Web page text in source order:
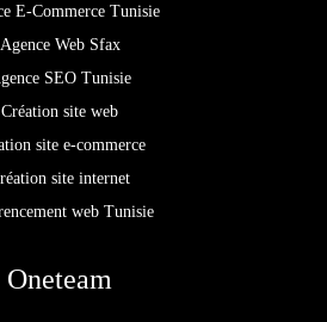
E-Commerce Tunisie
Agence Web Sfax
SEO Tunisie
Création site web
site e-commerce
site internet
web Tunisie
Oneteam